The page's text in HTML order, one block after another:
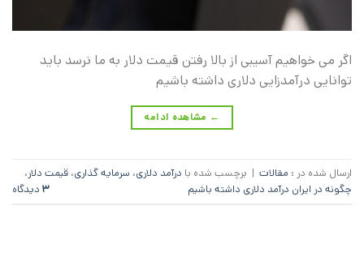
اگر می خواهیم آسیبی از بالا رفتن قیمت دلار به ما نرسد باید
توانایی درآمدزایی دلاری داشته باشیم
← مشاهده ادامه
ارسال شده در : مقالات | برچسب‌ شده با درآمد دلاری، سرمایه گذاری، قیمت دلار،
چگونه در ایران درآمد دلاری داشته باشیم
۳ دیدگاه